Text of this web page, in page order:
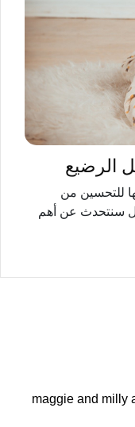
الرضيع
للتحسين من
سنتحدث عن أهم